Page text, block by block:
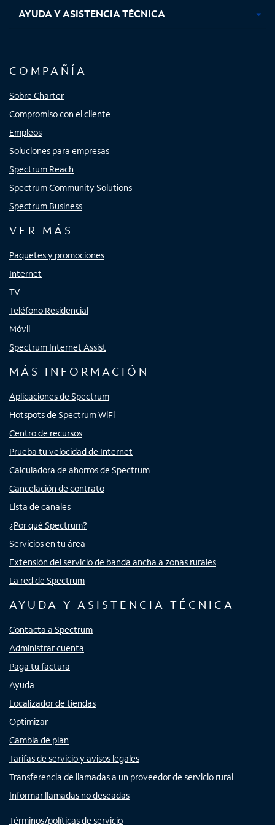
AYUDA Y ASISTENCIA TÉCNICA
COMPAÑÍA
Sobre Charter
Compromiso con el cliente
Empleos
Soluciones para empresas
Spectrum Reach
Spectrum Community Solutions
Spectrum Business
VER MÁS
Paquetes y promociones
Internet
TV
Teléfono Residencial
Móvil
Spectrum Internet Assist
MÁS INFORMACIÓN
Aplicaciones de Spectrum
Hotspots de Spectrum WiFi
Centro de recursos
Prueba tu velocidad de Internet
Calculadora de ahorros de Spectrum
Cancelación de contrato
Lista de canales
¿Por qué Spectrum?
Servicios en tu área
Extensión del servicio de banda ancha a zonas rurales
La red de Spectrum
AYUDA Y ASISTENCIA TÉCNICA
Contacta a Spectrum
Administrar cuenta
Paga tu factura
Ayuda
Localizador de tiendas
Optimizar
Cambia de plan
Tarifas de servicio y avisos legales
Transferencia de llamadas a un proveedor de servicio rural
Informar llamadas no deseadas
Términos/políticas de servicio